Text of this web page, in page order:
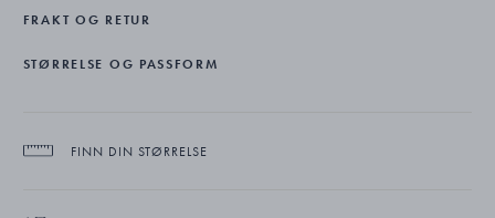
da hun skapte Mercy-kolleksjonen for Georg Jensen, lot hun seg
sanselige og frittflytende smykker.
FRAKT OG RETUR
STØRRELSE OG PASSFORM
FINN DIN STØRRELSE